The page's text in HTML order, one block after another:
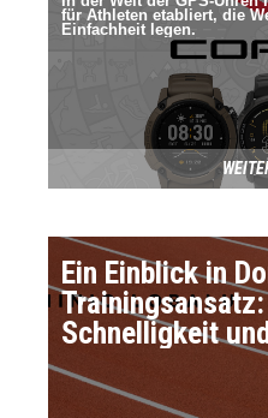
für Athleten etabliert, die
Einfachheit legen.
Ein Einblick in
Schnelligkeit